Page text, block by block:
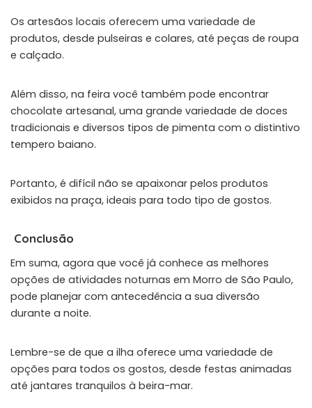
Os artesãos locais oferecem uma variedade de
produtos, desde pulseiras e colares, até peças de roupa
e calçado.
Além disso, na feira você também pode encontrar
chocolate artesanal, uma grande variedade de doces
tradicionais e diversos tipos de pimenta com o distintivo
tempero baiano.
Portanto, é difícil não se apaixonar pelos produtos
exibidos na praça, ideais para todo tipo de gostos.
Conclusão
Em suma, agora que você já conhece as melhores
opções de atividades noturnas em Morro de São Paulo,
pode planejar com antecedência a sua diversão
durante a noite.
Lembre-se de que a ilha oferece uma variedade de
opções para todos os gostos, desde festas animadas
até jantares tranquilos à beira-mar.